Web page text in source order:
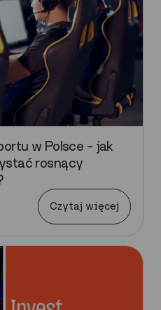
w Polsce – jak
rosnący
Czytaj więcej